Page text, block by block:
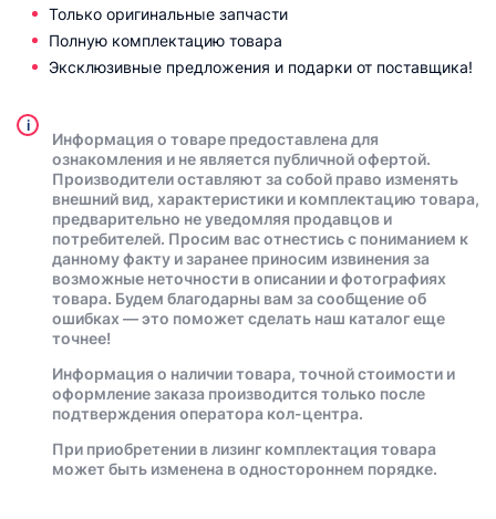
Только оригинальные запчасти
Полную комплектацию товара
Эксклюзивные предложения и подарки от поставщика!
i
Информация о товаре предоставлена для
ознакомления и не является публичной офертой.
Производители оставляют за собой право изменять
внешний вид, характеристики и комплектацию товара,
предварительно не уведомляя продавцов и
потребителей. Просим вас отнестись с пониманием к
данному факту и заранее приносим извинения за
возможные неточности в описании и фотографиях
товара. Будем благодарны вам за сообщение об
ошибках — это поможет сделать наш каталог еще
точнее!
Информация о наличии товара, точной стоимости и
оформление заказа производится только после
подтверждения оператора кол-центра.
При приобретении в лизинг комплектация товара
может быть изменена в одностороннем порядке.